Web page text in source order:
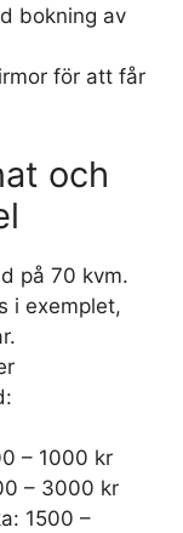
bokning av
för att får
och
på 70 kvm.
i exemplet,
– 1000 kr
– 3000 kr
1500 –